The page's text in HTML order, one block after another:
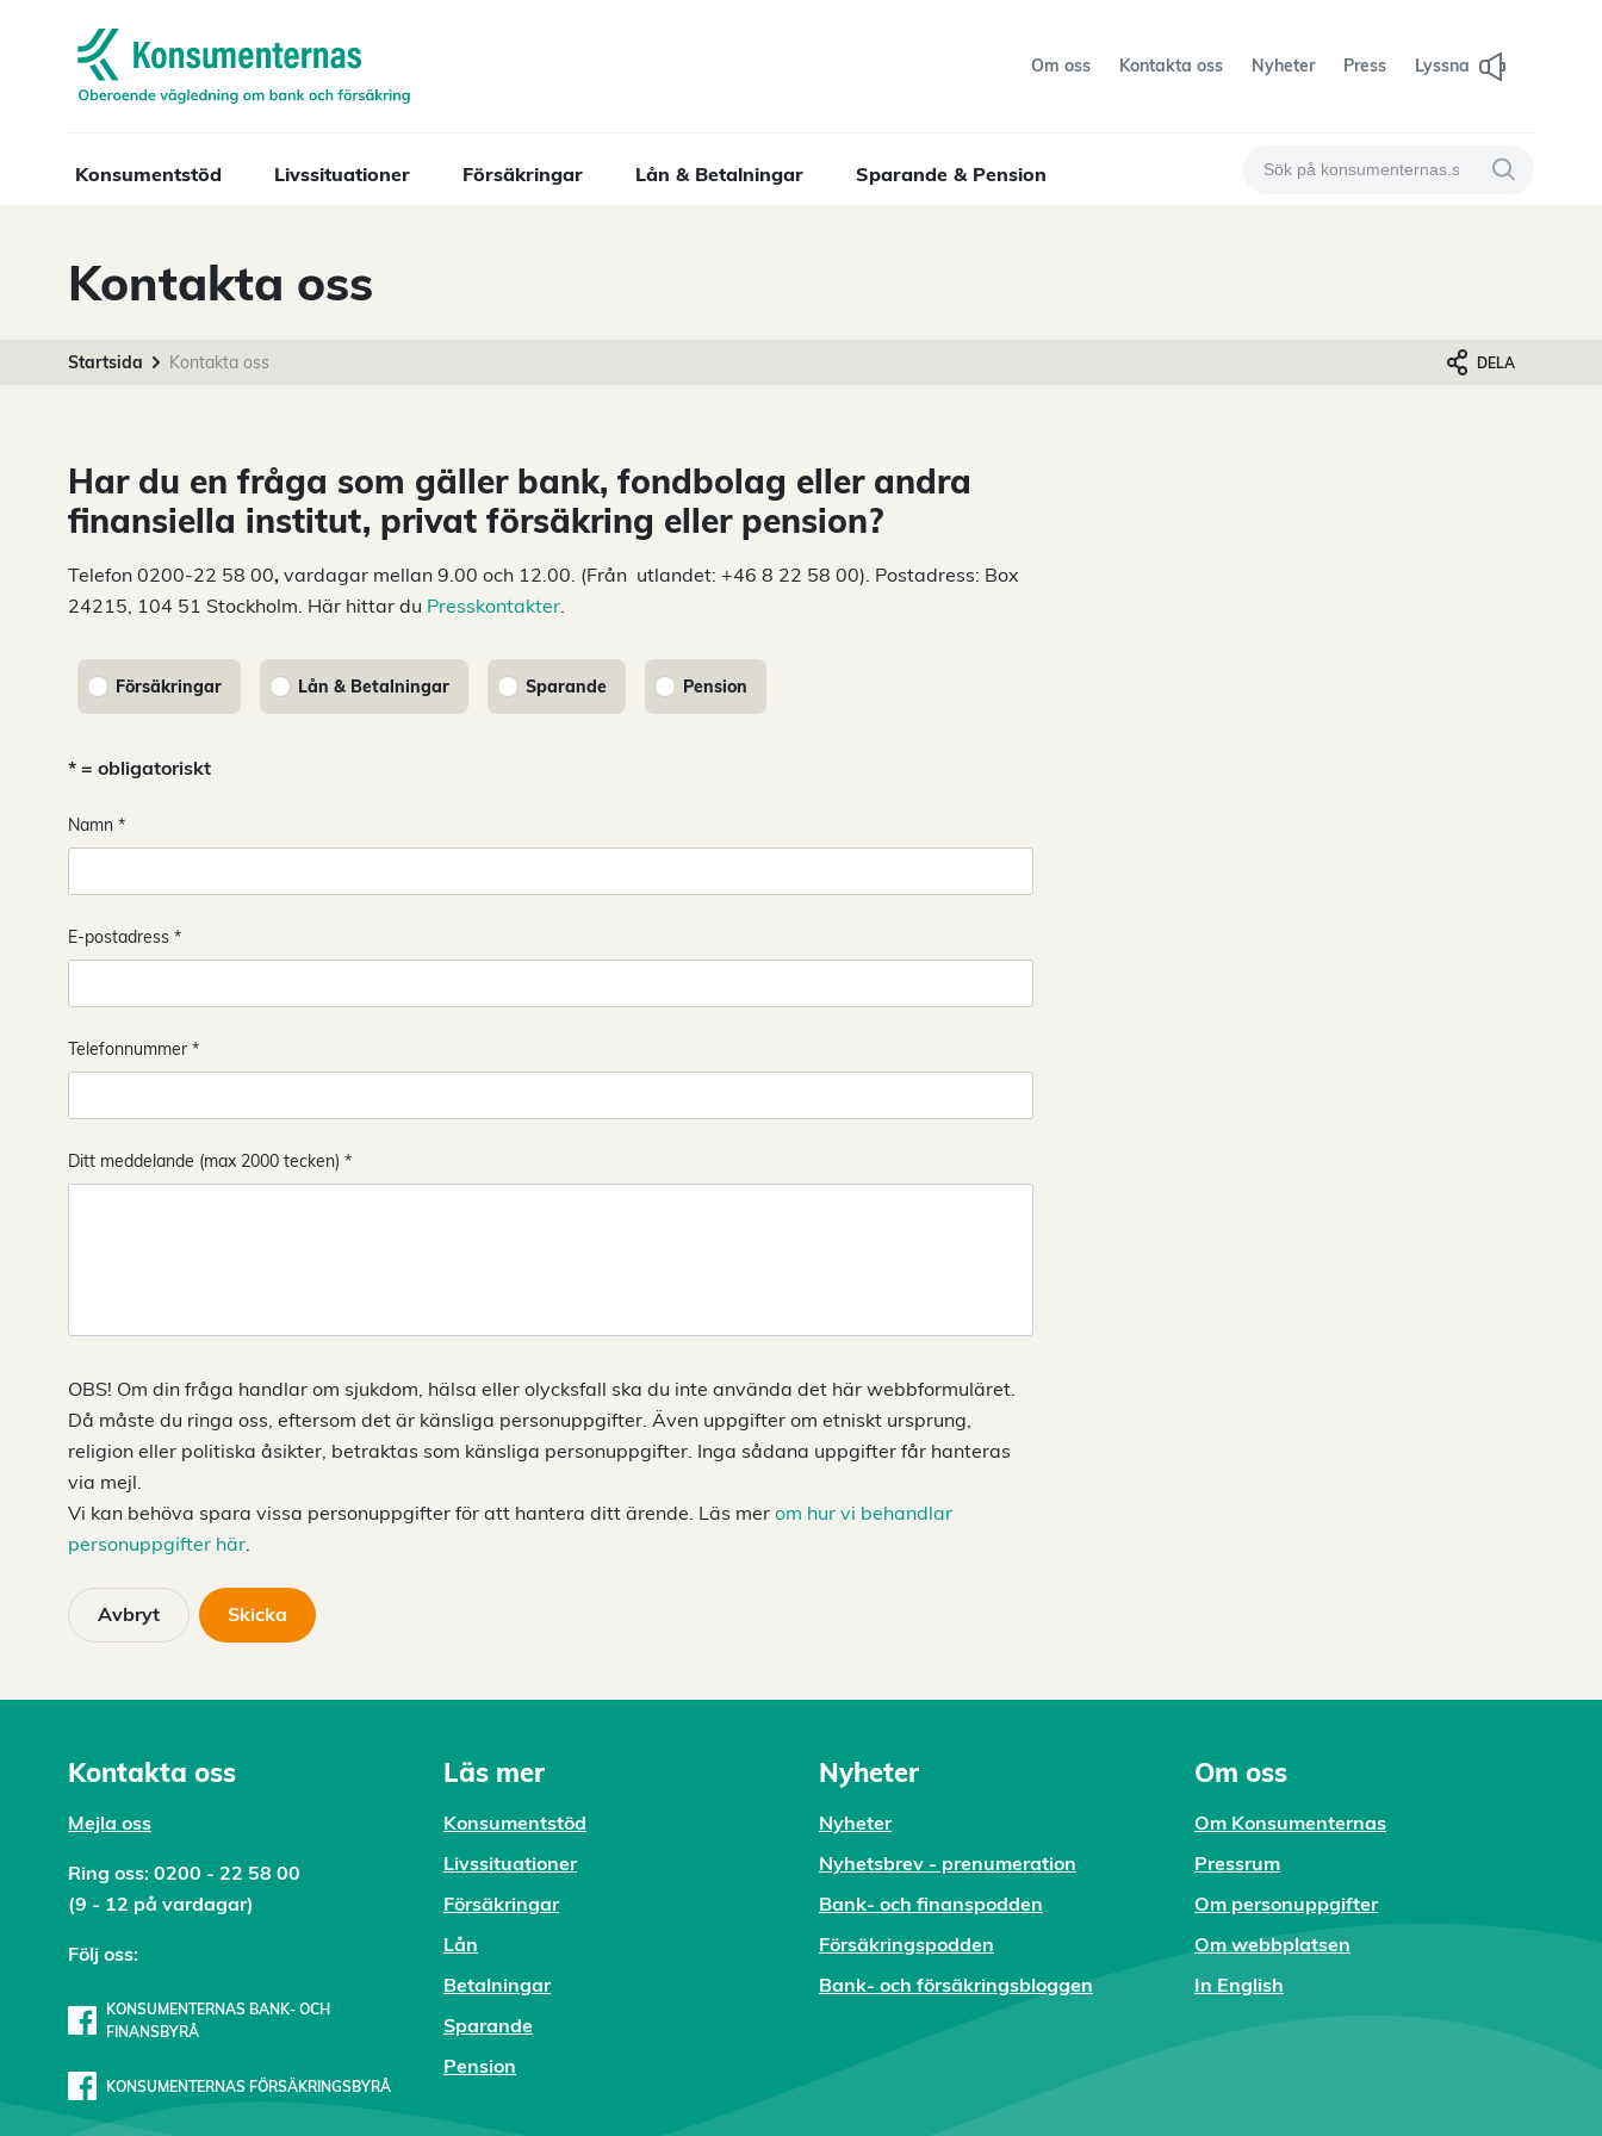
Navigera till startsidan
Om oss Kontakta oss Nyheter Press Lyssna
Konsumentstöd Livssituationer Försäkringar Lån & Betalningar Sparande & Pension
Sök på konsumenternas Sök på
Kontakta oss
Startsida Kontakta oss DELA
Har du en fråga som gäller bank, fondbolag eller andra
finansiella institut, privat försäkring eller pension?
Telefon 0200-22 58 00, vardagar mellan 9.00 och 12.00. (Från utlandet: +46 8 22 58 00). Postadress: Box
24215, 104 51 Stockholm. Här hittar du Presskontakter.
Försäkringar Lån & Betalningar Sparande Pension
* = obligatoriskt
Namn *
E-postadress *
Telefonnummer *
Ditt meddelande (max 2000 tecken) *
OBS! Om din fråga handlar om sjukdom, hälsa eller olycksfall ska du inte använda det här webbformuläret.
Då måste du ringa oss, eftersom det är känsliga personuppgifter. Även uppgifter om etniskt ursprung,
religion eller politiska åsikter, betraktas som känsliga personuppgifter. Inga sådana uppgifter får hanteras
via mejl.
Vi kan behöva spara vissa personuppgifter för att hantera ditt ärende. Läs mer om hur vi behandlar
personuppgifter här.
Avbryt
Kontakta oss
Mejla oss
Ring oss: 0200 - 22 58 00
(9 - 12 på vardagar)
Följ oss:
KONSUMENTERNAS BANK- OCH
FINANSBYRÅ
KONSUMENTERNAS FÖRSÄKRINGSBYRÅ
Läs mer
Konsumentstöd
Livssituationer
Försäkringar
Lån
Betalningar
Sparande
Pension
Nyheter
Nyheter
Nyhetsbrev - prenumeration
Bank- och finanspodden
Försäkringspodden
Bank- och försäkringsbloggen
Om oss
Om Konsumenternas
Pressrum
Om personuppgifter
Om webbplatsen
In English